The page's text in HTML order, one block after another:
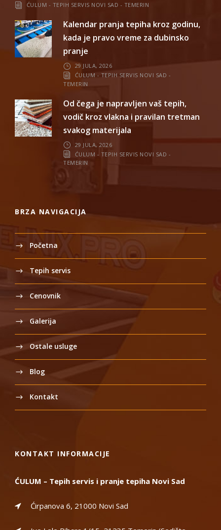
ĆULUM - TEPIH SERVIS NOVI SAD - TEMERIN
Kalendar pranja tepiha kroz godinu,
kada je pravo vreme za dubinsko
pranje
29 JULA, 2026
ĆULUM - TEPIH SERVIS NOVI SAD -
TEMERIN
Od čega je napravljen vaš tepih,
vodič kroz vlakna i pravilan tretman
svakog materijala
29 JULA, 2026
ĆULUM - TEPIH SERVIS NOVI SAD -
TEMERIN
BRZA NAVIGACIJA
Početna
Tepih servis
Cenovnik
Galerija
Ostale usluge
Blog
Kontakt
KONTAKT INFORMACIJE
ĆULUM – Tepih servis i pranje tepiha Novi Sad
Ćirpanova 6, 21000 Novi Sad